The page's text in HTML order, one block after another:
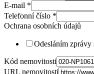
E-mail *
Telefonní číslo *
Ochrana osobních údajů
Odesláním zprávy
Kód nemovitosti
URL nemovitosti